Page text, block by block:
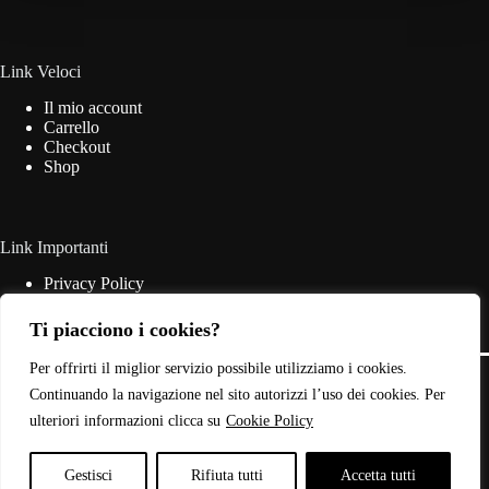
Ti piacciono i cookies?
Per offrirti il miglior servizio possibile utilizziamo i cookies.
Continuando la navigazione nel sito autorizzi l’uso dei cookies. Per
ulteriori informazioni clicca su Cookie Policy
Gestisci Rifiuta tutti Accetta tutti
pagina
prodotto
Link Veloci
Il mio account
Carrello
Checkout
Shop
Link Importanti
Privacy Policy
Termini & Condizioni
Contatti
© 2026 - Web Powered byDylog Italia S.p.A.